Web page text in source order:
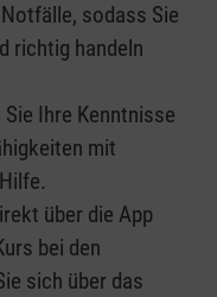
sodass Sie
richtig handeln
Ihre Kenntnisse
mit
über die App
bei den
sich über das